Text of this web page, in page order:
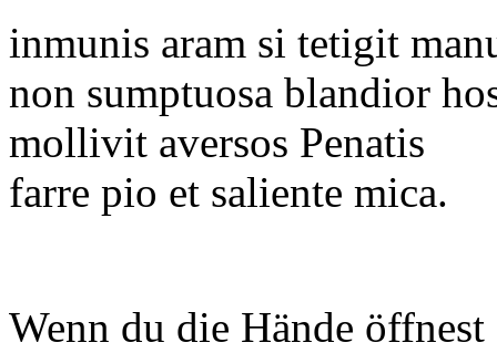
inmunis aram si tetigit
non sumptuosa blandior
mollivit aversos Penatis
farre pio et saliente mica.
Wenn du die Hände